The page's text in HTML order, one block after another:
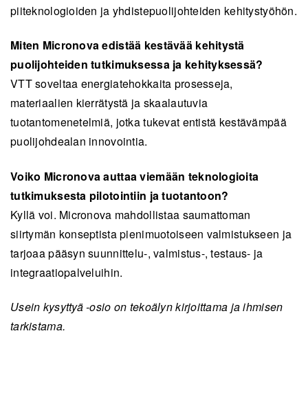
piiteknologioiden ja yhdistepuolijohteiden kehitystyöhön.
Miten Micronova edistää kestävää kehitystä
puolijohteiden tutkimuksessa ja kehityksessä?
VTT soveltaa energiatehokkaita prosesseja,
materiaalien kierrätystä ja skaalautuvia
tuotantomenetelmiä, jotka tukevat entistä kestävämpää
puolijohdealan innovointia.
Voiko Micronova auttaa viemään teknologioita
tutkimuksesta pilotointiin ja tuotantoon?
Kyllä voi. Micronova mahdollistaa saumattoman
siirtymän konseptista pienimuotoiseen valmistukseen ja
tarjoaa pääsyn suunnittelu-, valmistus-, testaus- ja
integraatiopalveluihin.
Usein kysyttyä -osio on tekoälyn kirjoittama ja ihmisen
tarkistama.